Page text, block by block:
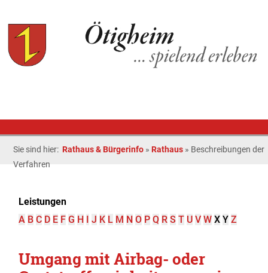
Sie sind hier: Rathaus & Bürgerinfo » Rathaus » Beschreibungen der
Verfahren
Leistungen
A B C D E F G H I J K L M N O P Q R S T U V W X Y Z
Umgang mit Airbag- oder